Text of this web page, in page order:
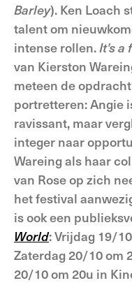
Barley). Ken Loach
talent om
intense rollen.It's a
van Kierston
meteen de
portretteren: Angie
ravissant, maar
integer naar
Wareing als haar
van Rose op zich
het festival
is ook een
World: Vrijdag 19/
Zaterdag 20/10 om
20/10 om 20u in